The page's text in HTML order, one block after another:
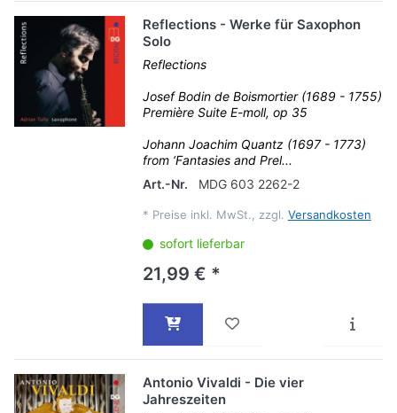
Reflections - Werke für Saxophon
Solo
Reflections
Josef Bodin de Boismortier (1689 - 1755)
Première Suite E-moll, op 35
Johann Joachim Quantz (1697 - 1773)
from ‘Fantasies and Prel...
Art.-Nr.
MDG 603 2262-2
* Preise inkl. MwSt., zzgl. Versandkosten
sofort lieferbar
21,99 € *
Antonio Vivaldi - Die vier
Jahreszeiten